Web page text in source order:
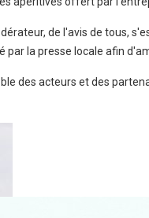
de l'avis de tous,
par la presse locale afin
des acteurs et des